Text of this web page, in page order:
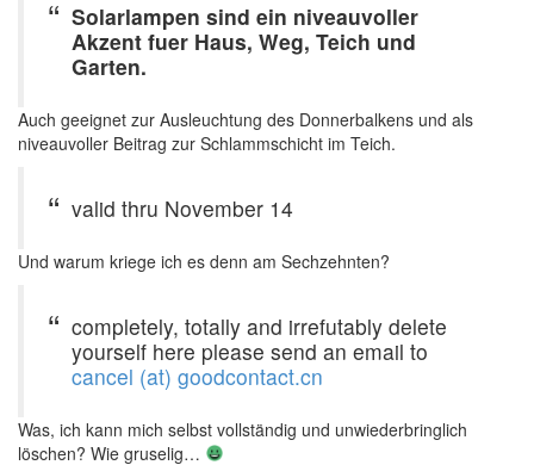
Solarlampen sind ein niveauvoller
Akzent fuer Haus, Weg, Teich und
Garten.
Auch geeignet zur Ausleuchtung des Donnerbalkens und als
niveauvoller Beitrag zur Schlammschicht im Teich.
valid thru November 14
Und warum kriege ich es denn am Sechzehnten?
completely, totally and irrefutably delete
yourself here please send an email to
cancel (at) goodcontact.cn
Was, ich kann mich selbst vollständig und unwiederbringlich
löschen? Wie gruselig…